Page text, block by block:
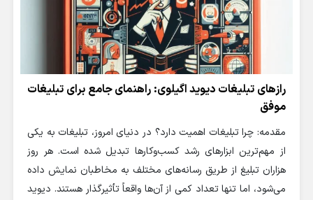
رازهای تبلیغات دیوید اگیلوی: راهنمای جامع برای تبلیغات
موفق
مقدمه: چرا تبلیغات اهمیت دارد؟ در دنیای امروز، تبلیغات به یکی
از مهم‌ترین ابزارهای رشد کسب‌وکارها تبدیل شده است. هر روز
هزاران تبلیغ از طریق رسانه‌های مختلف به مخاطبان نمایش داده
می‌شود، اما تنها تعداد کمی از آن‌ها واقعاً تأثیرگذار هستند. دیوید